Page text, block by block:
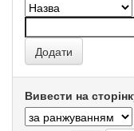
Вивести на